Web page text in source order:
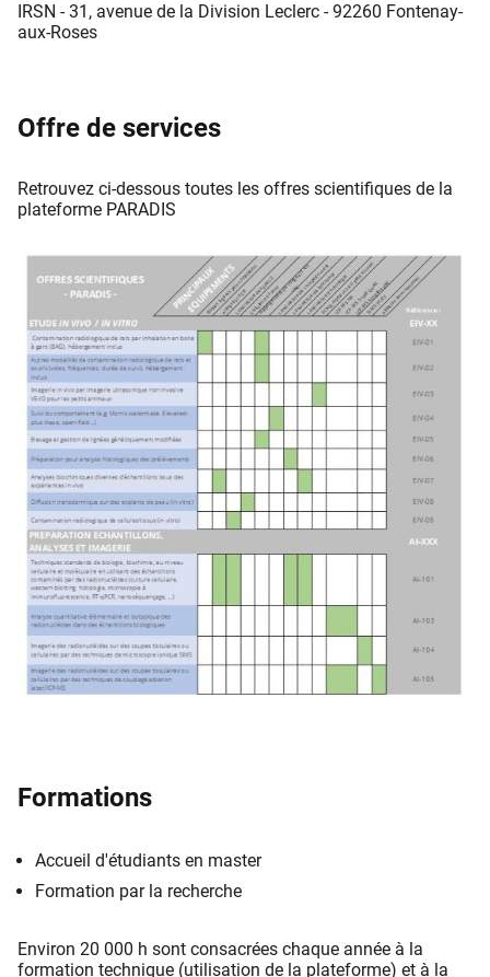
IRSN - 31, avenue de la Division Leclerc - 92260 Fontenay-
aux-Roses
Offre de services
Retrouvez ci-dessous toutes les offres scientifiques de la
plateforme PARADIS
Formations
Accueil d'étudiants en master
Formation par la recherche
Environ 20 000 h sont consacrées chaque année à la
formation technique (utilisation de la plateforme) et à la